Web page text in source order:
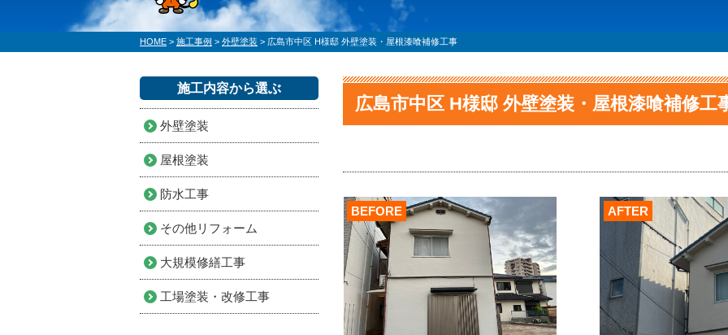
HOME > 施工事例 > 外壁塗装 > 広島市中区 H様邸 外壁塗装・屋根漆喰補修工事
広島市中区 H様邸 外壁塗装・屋根漆喰補修工
AFTER
BEFORE
施工内容から選ぶ
外壁塗装
屋根塗装
防水工事
その他リフォーム
大規模修繕工事
工場塗装・改修工事